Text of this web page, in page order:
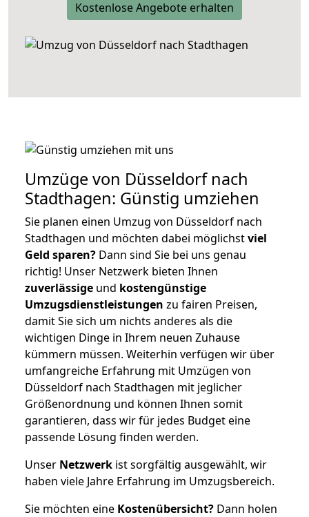
Kostenlose Angebote erhalten
Umzüge von Düsseldorf nach
Stadthagen: Günstig umziehen
Sie planen einen Umzug von Düsseldorf nach
Stadthagen und möchten dabei möglichstviel
Geld sparen? Dann sind Sie bei uns genau
richtig! Unser Netzwerk bieten Ihnen
zuverlässige und kostengünstige
Umzugsdienstleistungen zu fairen Preisen,
damit Sie sich um nichts anderes als die
wichtigen Dinge in Ihrem neuen Zuhause
kümmern müssen. Weiterhin verfügen wir über
umfangreiche Erfahrung mit Umzügen von
Düsseldorf nach Stadthagen mit jeglicher
Größenordnung und können Ihnen somit
garantieren, dass wir für jedes Budget eine
passende Lösung finden werden.
Unser Netzwerk ist sorgfältig ausgewählt, wir
haben viele Jahre Erfahrung im Umzugsbereich.
Sie möchten eine Kostenübersicht? Dann holen